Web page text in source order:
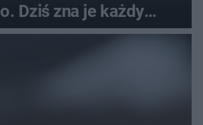
Dziś zna je każdy